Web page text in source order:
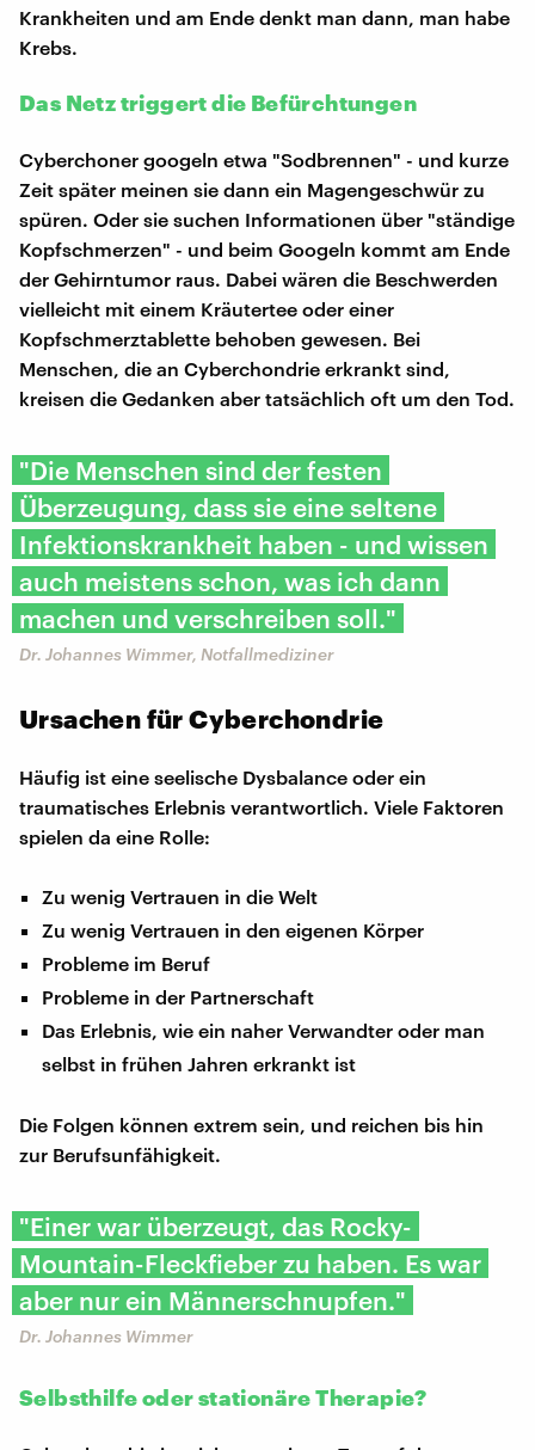
Krankheiten und am Ende denkt man dann, man habe
Krebs.
Das Netz triggert die Befürchtungen
Cyberchoner googeln etwa "Sodbrennen" - und kurze
Zeit später meinen sie dann ein Magengeschwür zu
spüren. Oder sie suchen Informationen über "ständige
Kopfschmerzen" - und beim Googeln kommt am Ende
der Gehirntumor raus. Dabei wären die Beschwerden
vielleicht mit einem Kräutertee oder einer
Kopfschmerztablette behoben gewesen. Bei
Menschen, die an Cyberchondrie erkrankt sind,
kreisen die Gedanken aber tatsächlich oft um den Tod.
"Die Menschen sind der festen
Überzeugung, dass sie eine seltene
Infektionskrankheit haben - und wissen
auch meistens schon, was ich dann
machen und verschreiben soll."
Dr. Johannes Wimmer, Notfallmediziner
Ursachen für Cyberchondrie
Häufig ist eine seelische Dysbalance oder ein
traumatisches Erlebnis verantwortlich. Viele Faktoren
spielen da eine Rolle:
Zu wenig Vertrauen in die Welt
Zu wenig Vertrauen in den eigenen Körper
Probleme im Beruf
Probleme in der Partnerschaft
Das Erlebnis, wie ein naher Verwandter oder man
selbst in frühen Jahren erkrankt ist
Die Folgen können extrem sein, und reichen bis hin
zur Berufsunfähigkeit.
"Einer war überzeugt, das Rocky-
Mountain-Fleckfieber zu haben. Es war
aber nur ein Männerschnupfen."
Dr. Johannes Wimmer
Selbsthilfe oder stationäre Therapie?